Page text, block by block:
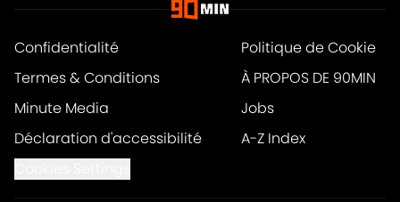
Confidentialité
Politique de Cookie
Termes & Conditions
À PROPOS DE 90MIN
Minute Media
Jobs
Déclaration d'accessibilité
A-Z Index